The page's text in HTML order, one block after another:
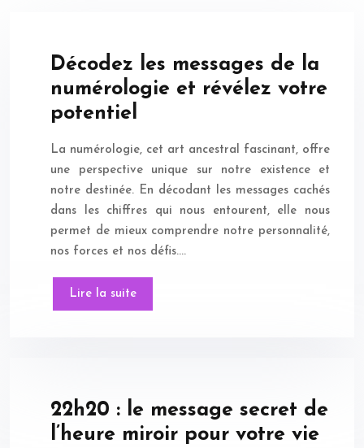
Décodez les messages de la
numérologie et révélez votre
potentiel
La numérologie, cet art ancestral fascinant, offre
une perspective unique sur notre existence et
notre destinée. En décodant les messages cachés
dans les chiffres qui nous entourent, elle nous
permet de mieux comprendre notre personnalité,
nos forces et nos défis….
Lire la suite
22h20 : le message secret de
l’heure miroir pour votre vie